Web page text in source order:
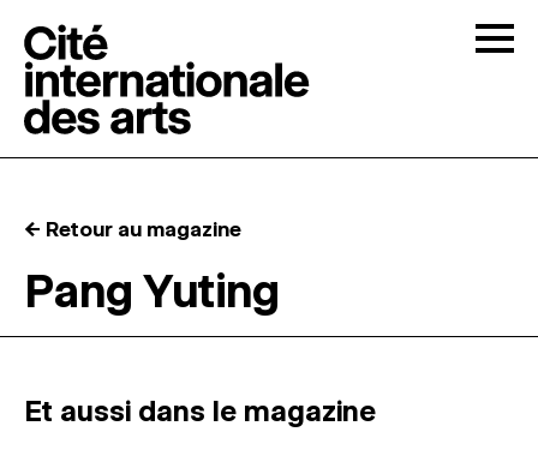
RÉSIDENCES ↓
ATELIERS OUVERTS
← Retour au magazine
Pang Yuting
Et aussi dans le magazine